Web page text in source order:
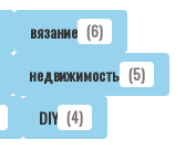
вязание (6)
недвижимость (5)
DIY (4)